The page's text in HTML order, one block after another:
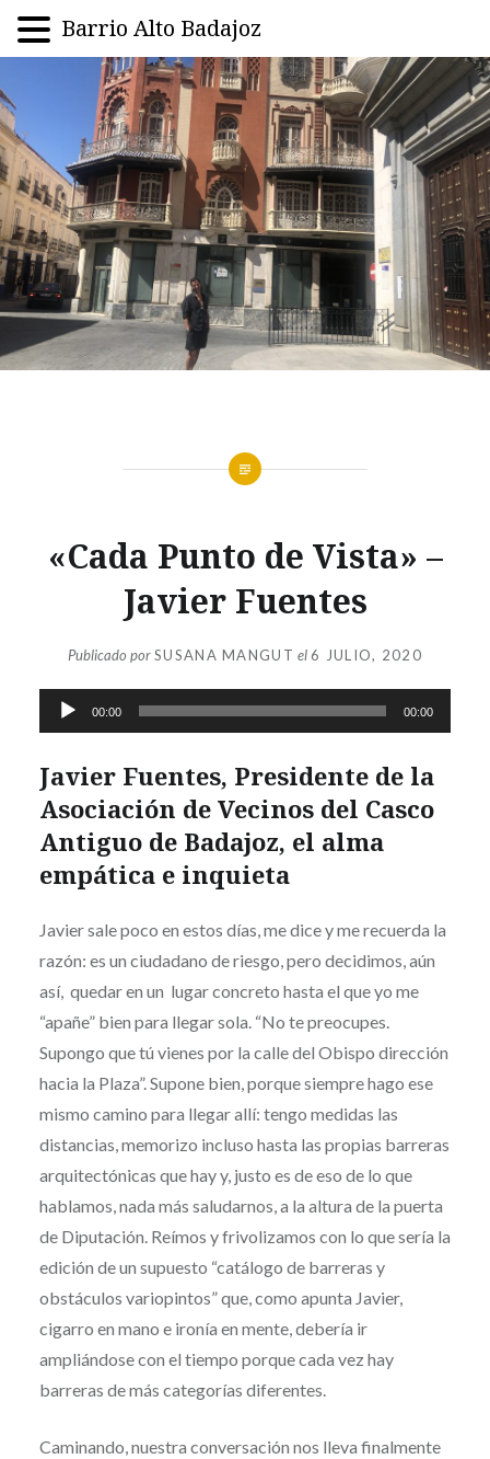
Saltar
al
contenido
«Cada Punto de Vista» –
Javier Fuentes
Publicado porSUSANA MANGUT el6 JULIO, 2020
Reproductor
de
audio
00:00 00:00
Javier Fuentes, Presidente de la
Asociación de Vecinos del Casco
Antiguo de Badajoz, el alma
empática e inquieta
Javier sale poco en estos días, me dice y me recuerda la
razón: es un ciudadano de riesgo, pero decidimos, aún
así, quedar en un lugar concreto hasta el que yo me
“apañe” bien para llegar sola. “No te preocupes.
Supongo que tú vienes por la calle del Obispo dirección
hacia la Plaza”. Supone bien, porque siempre hago ese
mismo camino para llegar allí: tengo medidas las
distancias, memorizo incluso hasta las propias barreras
arquitectónicas que hay y, justo es de eso de lo que
hablamos, nada más saludarnos, a la altura de la puerta
de Diputación. Reímos y frivolizamos con lo que sería la
edición de un supuesto “catálogo de barreras y
obstáculos variopintos” que, como apunta Javier,
cigarro en mano e ironía en mente, debería ir
ampliándose con el tiempo porque cada vez hay
barreras de más categorías diferentes.
Caminando, nuestra conversación nos lleva finalmente
Barrio Alto Badajoz